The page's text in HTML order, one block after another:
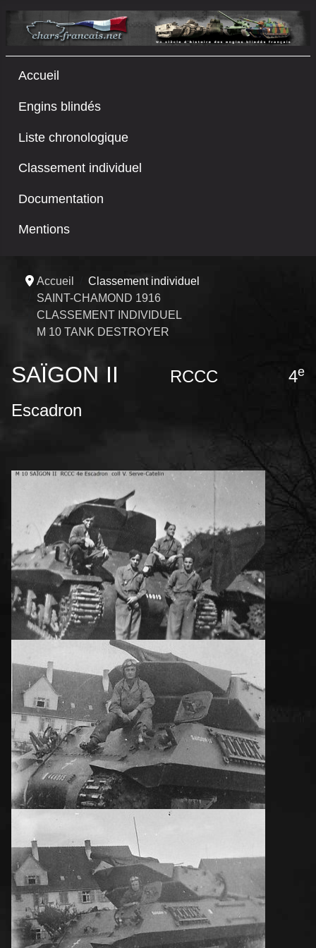
Accueil
Engins blindés
Liste chronologique
Classement individuel
Documentation
Mentions
Accueil
Classement individuel
SAINT-CHAMOND 1916
CLASSEMENT INDIVIDUEL
M 10 TANK DESTROYER
SAÏGON II RCCC 4e
Escadron